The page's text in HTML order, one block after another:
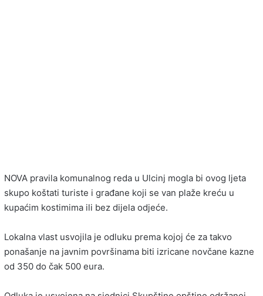
NOVA pravila komunalnog reda u Ulcinj mogla bi ovog ljeta
skupo koštati turiste i građane koji se van plaže kreću u
kupaćim kostimima ili bez dijela odjeće.
Lokalna vlast usvojila je odluku prema kojoj će za takvo
ponašanje na javnim površinama biti izricane novčane kazne
od 350 do čak 500 eura.